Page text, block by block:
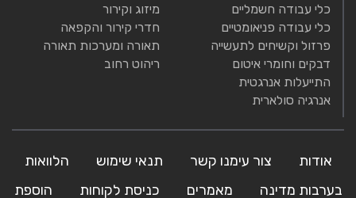
כלי עבודה חשמליים
כלי עבודה פניאומטיים
פרזול וקשיחים לתעשייה
דבקים וחומרי איטום
התייעלות אנרגטית
אנרגיה סולארית
מיזוג וקירור
חדרי קירור והקפאה
תאורה ומערכות תאורה
ריהוט רחוב
אודות צור עימנו קשר תנאי שימוש
הלוואות
בערבות מדינה
מאמרים כניסת לקוחות הוספת